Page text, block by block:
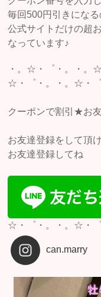
毎回500円引きにな
公式サイトだけの超
なっています♪
・。☆・゜・。・。
☆・゜・。・。☆・゜
クーポンで割引★お
お友達登録をして頂
お友達登録してね
☆・゜・。・。☆・
can.marry